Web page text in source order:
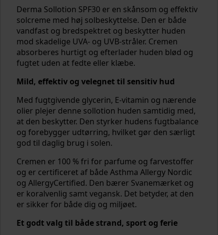
Derma Sollotion SPF30 er en skånsom og effektiv
solcreme med høj solbeskyttelse. Den er både
vandfast og bredspektret og beskytter huden
mod skadelige UVA- og UVB-stråler. Cremen
absorberes hurtigt og efterlader huden blød og
fugtet uden at fedte eller klæbe.
Mild, effektiv og velegnet til sensitiv hud
Med fugtgivende glycerin, E-vitamin og nærende
olier plejer denne sollotion huden samtidig med,
at den beskytter. Den styrker hudens fugtbalance
og forebygger udtørring, hvilket gør den særligt
god til daglig brug i solen.
Cremen er 100 % fri for parfume og farvestoffer
og er certificeret af både Asthma Allergy Nordic
og AllergyCertified. Den bærer Svanemærket og
er koralvenlig samt vegansk. Det betyder, at den
er sikker for både dig og miljøet.
Et godt valg til både strand, sport og ferie